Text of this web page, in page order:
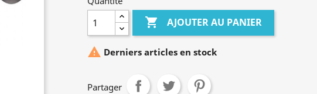
 AJOUTER AU PANIER
 Derniers articles en stock
Partager